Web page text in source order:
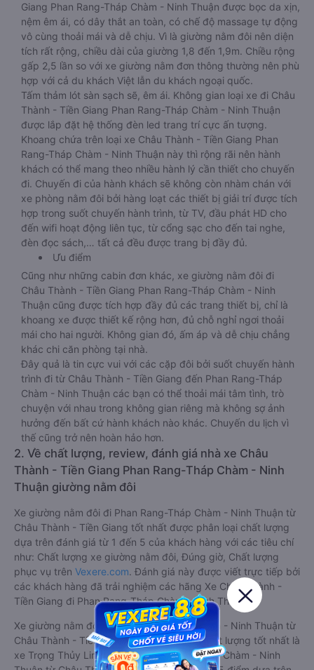
Giang Phan Rang-Tháp Chàm - Ninh Thuận được bọc da xịn,
nệm êm ái, có dây thắt an toàn, có chế độ massage tự động
vô cùng thoải mái và dễ chịu. Vì là giường nằm đôi nên diện
tích rất rộng, chiều dài của giường 1,8 đến 1,9m. Chiều rộng
gấp 2,5 lần so với xe giường nằm đơn thông thường nên phù
hợp với cả du khách Việt lẫn du khách ngoại quốc.
Tấm thảm lót sàn sạch sẽ, êm ái. Không gian loại xe đi Châu
Thành - Tiền Giang Phan Rang-Tháp Chàm - Ninh Thuận
được lắp đặt hệ thống đèn led trang trí cực ấn tượng.
Khoang chứa trên loại xe Châu Thành - Tiền Giang Phan
Rang-Tháp Chàm - Ninh Thuận này thì rộng rãi nên hành
khách có thể mang theo nhiều hành lý cần thiết cho chuyến
đi. Chuyến đi của hành khách sẽ không còn nhàm chán với
xe phòng nằm đôi bởi hàng loạt các thiết bị giải trí được tích
hợp trong suốt chuyến hành trình, từ TV, đầu phát HD cho
đến wifi hoạt động liên tục, từ cổng sạc cho đến tai nghe,
đèn đọc sách,… tất cả đều được trang bị đầy đủ.
Ưu điểm
Cũng như những cabin đơn khác, xe giường nằm đôi đi
Châu Thành - Tiền Giang Phan Rang-Tháp Chàm - Ninh
Thuận cũng được tích hợp đầy đủ các trang thiết bị, chỉ là
khoang xe được thiết kế rộng hơn, đủ chỗ nghỉ ngơi thoải
mái cho hai người. Không gian đó, ấm áp và dễ chịu chẳng
khác chi căn phòng tại nhà.
Đây quả là tin cực vui với các cặp đôi bởi suốt chuyến hành
trình đi từ Châu Thành - Tiền Giang đến Phan Rang-Tháp
Chàm - Ninh Thuận các bạn có thể thoải mái tâm tình, trò
chuyện với nhau trong không gian riêng mà không sợ ảnh
hưởng đến bất cứ hành khách nào khác. Chuyến du lịch vì
thế cũng trở nên hoàn hảo hơn.
2. Về chất lượng, review, đánh giá nhà xe Châu
Thành - Tiền Giang Phan Rang-Tháp Chàm - Ninh
Thuận giường nằm đôi
Xe giường nằm đôi đi Phan Rang-Tháp Chàm - Ninh Thuận từ
Châu Thành - Tiền Giang tốt nhất được phân loại chất lượng
dựa trên đánh giá từ 1 đến 5 của khách hàng với các tiêu chí
như: Chất lượng xe giường nằm đôi, Đúng giờ, Chất lượng
phục vụ trên Vexere.com. Đánh giá này được viết trực tiếp bởi
các khách hàng đã trải nghiệm các hãng Xe Châu Thành -
Tiền Giang đi Phan Rang-Tháp Chàm - Ninh Thuận.
Xe giường nằm đôi đi Phan Rang-Tháp Chàm - Ninh Thuận từ
Châu Thành - Tiền Giang được phân loại chất lượng tốt nhất là
xe Trọng Thủy Limousine đi Phan Rang-Tháp Chàm - Ninh